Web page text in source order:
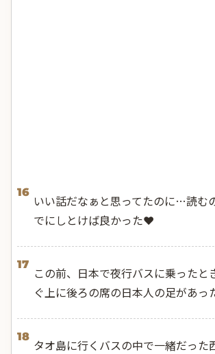
16
いい話だなぁと思ってたのに…読む
でにしとけば良かった❤️
17
この前、日本で夜行バスに乗ったと
ぐ上に後ろの席の日本人の足があっ
18
タオ島に行くバスの中で一緒だった